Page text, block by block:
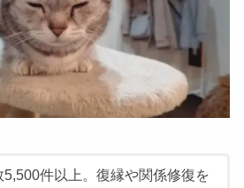
5,500件以上。復縁や関係修復を